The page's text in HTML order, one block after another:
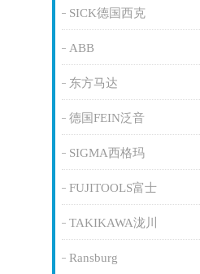
SICK德国西克
ABB
东方马达
德国FEIN泛音
SIGMA西格玛
FUJITOOLS富士
TAKIKAWA泷川
Ransburg